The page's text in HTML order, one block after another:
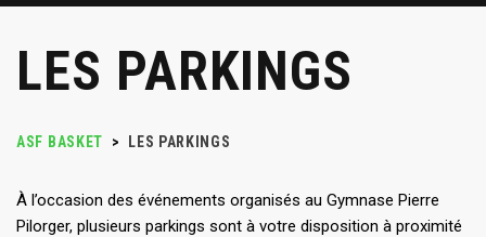
LES PARKINGS
ASF BASKET > LES PARKINGS
À l’occasion des événements organisés au Gymnase Pierre
Pilorger, plusieurs parkings sont à votre disposition à proximité